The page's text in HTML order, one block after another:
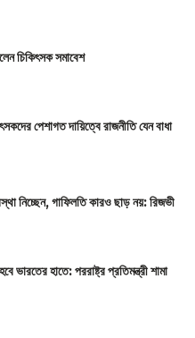
চিকিৎসক সমাবেশ
পেশাগত দায়িত্বে রাজনীতি যেন বাধা
নিচ্ছেন, গাফিলতি কারও ছাড় নয়: রিজভী
ভারতের হাতে: পররাষ্ট্র প্রতিমন্ত্রী শামা